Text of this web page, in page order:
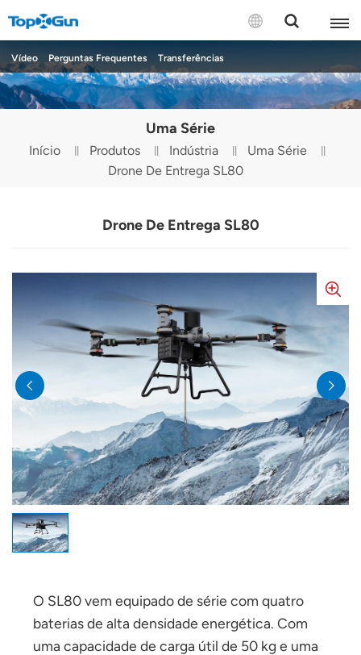
CONTACTE-NOS
English
Español
Русский
Tiếng Việt
Uma Série
Início Produtos Indústria
Uma Série
Drone De Entrega SL80
Vídeo Perguntas Frequentes Transferências
Drone De Entrega SL80
O SL80 vem equipado de série com quatro
baterias de alta densidade energética. Com
uma capacidade de carga útil de 50 kg e uma